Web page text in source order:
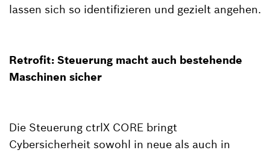
lassen sich so identifizieren und gezielt angehen.
Retrofit: Steuerung macht auch bestehende
Maschinen sicher
Die Steuerung ctrlX CORE bringt
Cybersicherheit sowohl in neue als auch in